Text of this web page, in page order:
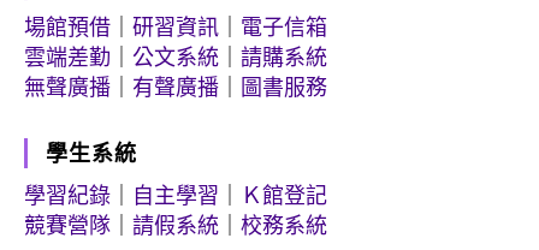
場館預借
研習資訊
電子信箱
雲端差勤
公文系統
請購系統
無聲廣播
有聲廣播 圖書服務
學生系統
學習紀錄
自主學習
Ｋ館登記
競賽營隊
請假系統 校務系統